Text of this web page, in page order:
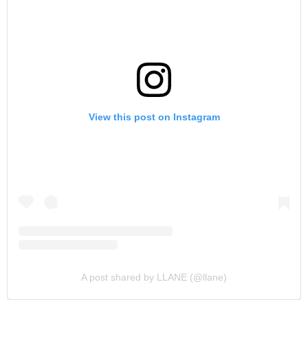
View this post on Instagram
A post shared by LLANE (@llane)